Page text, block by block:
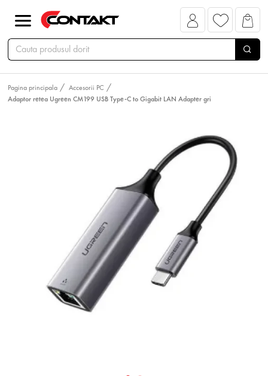
Pagina principala
Accesorii PC
Adaptor retea Ugreen CM199 USB Type-C to Gigabit LAN Adapter gri